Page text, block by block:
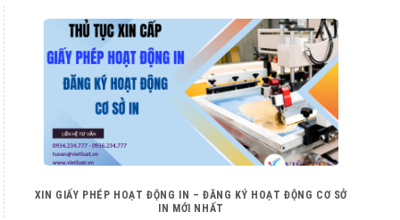
XIN GIẤY PHÉP HOẠT ĐỘNG IN – ĐĂNG KÝ HOẠT ĐỘNG CƠ SỞ
IN MỚI NHẤT